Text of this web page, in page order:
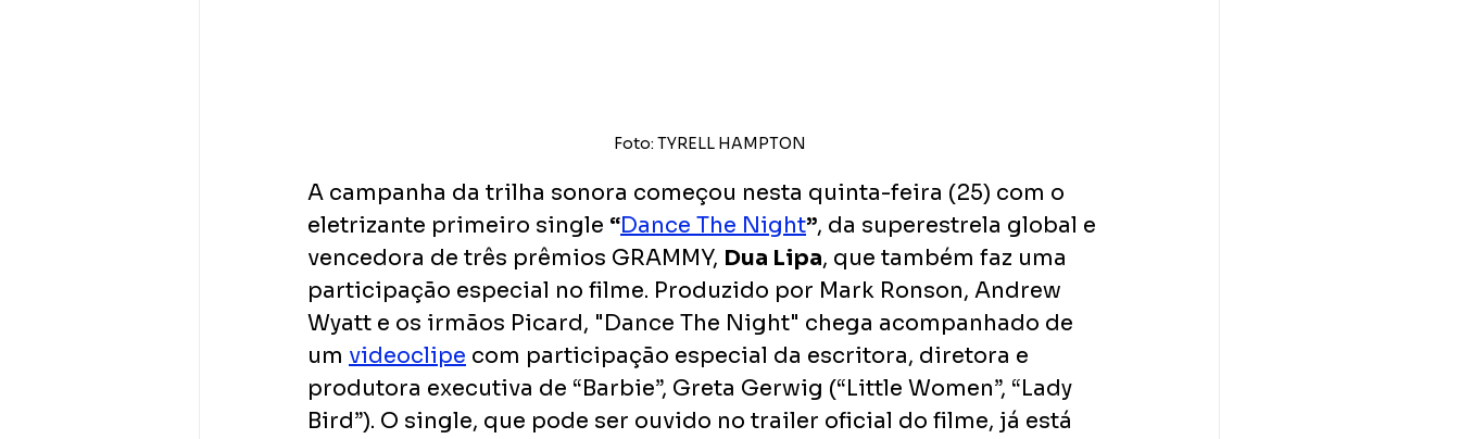
Foto: TYRELL HAMPTON
A campanha da trilha sonora começou nesta quinta-feira (25) com o
eletrizante primeiro single “Dance The Night”, da superestrela global e
vencedora de três prêmios GRAMMY, Dua Lipa, que também faz uma
participação especial no filme. Produzido por Mark Ronson, Andrew
Wyatt e os irmãos Picard, "Dance The Night" chega acompanhado de
um videoclipe com participação especial da escritora, diretora e
produtora executiva de “Barbie”, Greta Gerwig (“Little Women”, “Lady
Bird”). O single, que pode ser ouvido no trailer oficial do filme, já está